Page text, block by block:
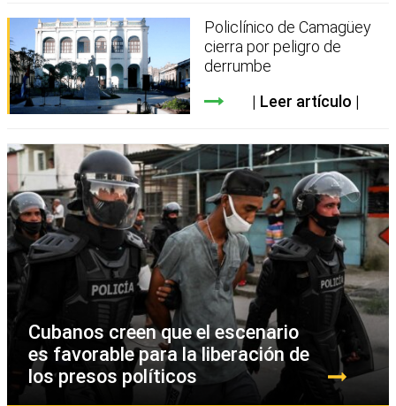
Policlínico de Camagüey
cierra por peligro de
derrumbe
Leer artículo
Cubanos creen que el escenario
es favorable para la liberación de
los presos políticos